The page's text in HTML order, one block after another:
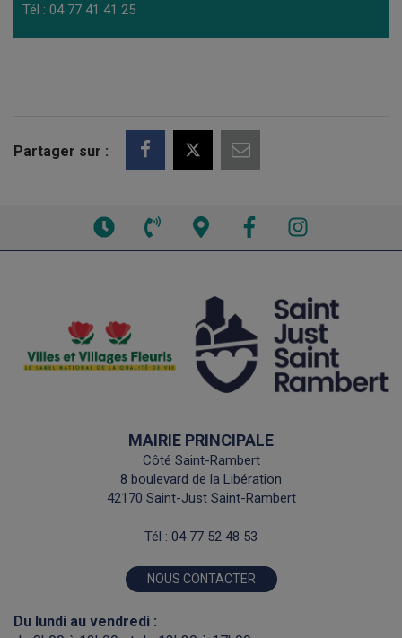
Tél : 04 77 41 41 25
Partager sur :
Voir
téléphone
Facebook
MAIRIE PRINCIPALE
Côté Saint-Rambert
8 boulevard de la Libération
42170 Saint-Just Saint-Rambert
Tél : 04 77 52 48 53
NOUS CONTACTER
Du lundi au vendredi :